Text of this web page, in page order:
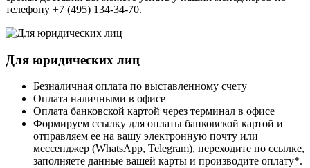
телефону +7 (495) 134-34-70.
Для юридических лиц
Безналичная оплата по выставленному счету
Оплата наличными в офисе
Оплата банковской картой через терминал в офисе
Формируем ссылку для оплаты банковской картой и
отправляем ее на вашу электронную почту или
мессенджер (WhatsApp, Telegram), переходите по ссылке,
заполняете данные вашей карты и производите оплату*.